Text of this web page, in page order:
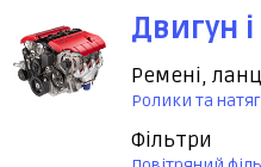
Двигун
Ремені,
Ролики та
Фільтри